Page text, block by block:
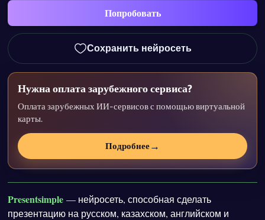
Попробовать
Сохранить нейросеть
Нужна оплата зарубежного сервиса?
Оплата зарубежных ИИ-сервисов с помощью виртуальной
карты.
Подробнее→
Presentsimple — нейросеть, способная сделать
презентацию на русском, казахском, английском и